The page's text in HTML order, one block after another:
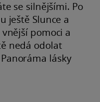
se silnějšími. Po
ještě Slunce a
pomoci a
nedá odolat
lásky